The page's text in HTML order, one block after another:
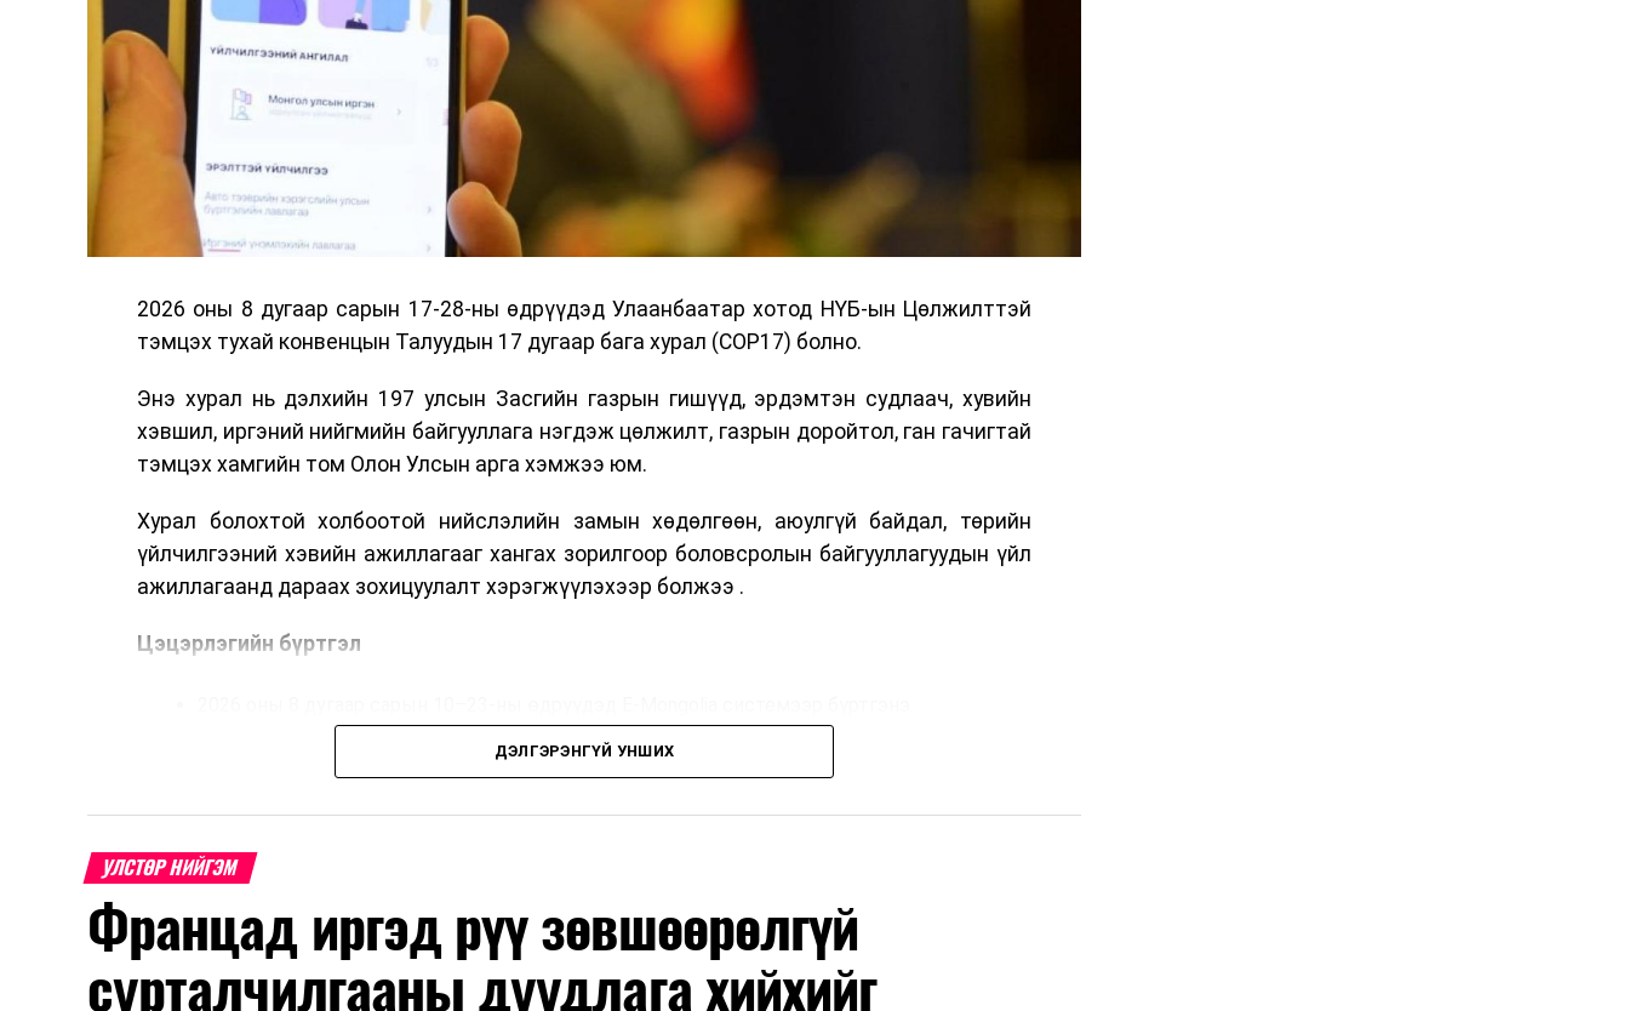
2026 оны 8 дугаар сарын 17-28-ны өдрүүдэд Улаанбаатар хотод НҮБ-ын Цөлжилттэй
тэмцэх тухай конвенцын Талуудын 17 дугаар бага хурал (COP17) болно.
Энэ хурал нь дэлхийн 197 улсын Засгийн газрын гишүүд, эрдэмтэн судлаач, хувийн
хэвшил, иргэний нийгмийн байгууллага нэгдэж цөлжилт, газрын доройтол, ган гачигтай
тэмцэх хамгийн том Олон Улсын арга хэмжээ юм.
Хурал болохтой холбоотой нийслэлийн замын хөдөлгөөн, аюулгүй байдал, төрийн
үйлчилгээний хэвийн ажиллагааг хангах зорилгоор боловсролын байгууллагуудын үйл
ажиллагаанд дараах зохицуулалт хэрэгжүүлэхээр болжээ .
Цэцэрлэгийн бүртгэл
2026 оны 8 дугаар сарын 17–28-ны өдрүүдэд E-Mongolia системээр бүртгэнэ.
Энэ хугацаанд хүүхэд бүртгэх дэмжлэгийн баг сургуулиуд дээр ажиллахгүй.
2026 оны 9 дүгээр сарын 1-нээс цахимаар эхэлнэ.
ДЭЛГЭРЭНГҮЙ УНШИХ
УЛСТӨР НИЙГЭМ
Францад иргэд рүү зөвшөөрөлгүй
сурталчилгааны дуудлага хийхийг